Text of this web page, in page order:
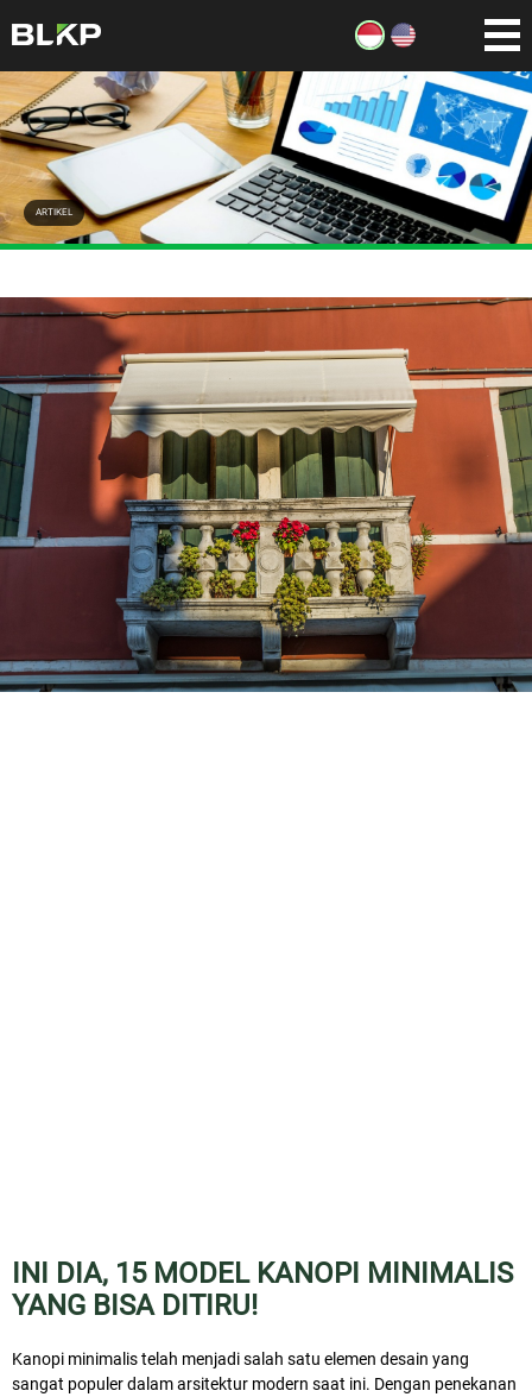
ARTIKEL
INI DIA, 15 MODEL KANOPI MINIMALIS
YANG BISA DITIRU!
Kanopi minimalis telah menjadi salah satu elemen desain yang
sangat populer dalam arsitektur modern saat ini. Dengan penekanan